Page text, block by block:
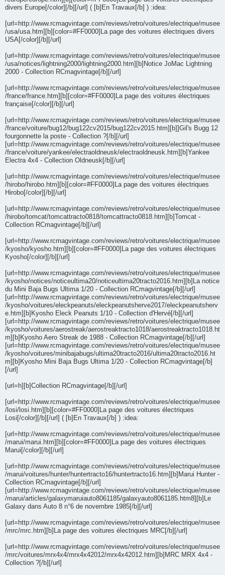
divers Europe[/color][/b][/url] ( [b]En Travaux[/b] ) :idea:
[url=http://www.rcmagvintage.com/reviews/retro/voitures/electrique/musee
/usa/usa.htm][b][color=#FF0000]La page des voitures électriques divers
USA[/color][/b][/url]
[url=http://www.rcmagvintage.com/reviews/retro/voitures/electrique/musee
/usa/notices/lightning2000/lightning2000.htm][b]Notice JoMac Lightning
2000 - Collection RCmagvintage[/b][/url]
[url=http://www.rcmagvintage.com/reviews/retro/voitures/electrique/musee
/france/france.htm][b][color=#FF0000]La page des voitures électriques
française[/color][/b][/url]
[url=http://www.rcmagvintage.com/reviews/retro/voitures/electrique/musee
/france/voiture/bug12/bug122cv2015/bug122cv2015.htm][b]]Gil's Bugg 12
fourgonnette la poste - Collection ?[/b][/url]
[url=http://www.rcmagvintage.com/reviews/retro/voitures/electrique/musee
/france/voiture/yankee/electraoldneusk/electraoldneusk.htm][b]Yankee
Electra 4x4 - Collection Oldneusk[/b][/url]
[url=http://www.rcmagvintage.com/reviews/retro/voitures/electrique/musee
/hirobo/hirobo.htm][b][color=#FF0000]La page des voitures électriques
Hirobo[/color][/b][/url]
[url=http://www.rcmagvintage.com/reviews/retro/voitures/electrique/musee
/hirobo/tomcat/tomcattracto0818/tomcattracto0818.htm][b]Tomcat -
Collection RCmagvintage[/b][/url]
[url=http://www.rcmagvintage.com/reviews/retro/voitures/electrique/musee
/kyosho/kyosho.htm][b][color=#FF0000]La page des voitures électriques
Kyosho[/color][/b][/url]
[url=http://www.rcmagvintage.com/reviews/retro/voitures/electrique/musee
/kyosho/notices/noticeultima20/noticeultima20tracto2016.htm][b]La notice
du Mini Baja Bugs Ultima 1/20 - Collection RCmagvintage[/b][/url]
[url=http://www.rcmagvintage.com/reviews/retro/voitures/electrique/musee
/kyosho/voitures/eleckpeanuts/eleckpeanutsherve2017/eleckpeanutsherv
e.htm][b]Kyosho Eleck Peanuts 1/10 - Collection d'Hervé[/b][/url]
[url=http://www.rcmagvintage.com/reviews/retro/voitures/electrique/musee
/kyosho/voitures/aerostreak/aerostreaktracto1018/aerostreaktracto1018.ht
m][b]Kyosho Aero Streak de 1988 - Collection RCmagvintage[/b][/url]
[url=http://www.rcmagvintage.com/reviews/retro/voitures/electrique/musee
/kyosho/voitures/minibajabugs/ultima20tracto2016/ultima20tracto2016.ht
m][b]Kyosho Mini Baja Bugs Ultima 1/20 - Collection RCmagvintage[/b]
[/url]
[url=h][b]Collection RCmagvintage[/b][/url]
[url=http://www.rcmagvintage.com/reviews/retro/voitures/electrique/musee
/losi/losi.htm][b][color=#FF0000]La page des voitures électriques
Losi[/color][/b][/url] ( [b]En Travaux[/b] ) :idea:
[url=http://www.rcmagvintage.com/reviews/retro/voitures/electrique/musee
/marui/marui.htm][b][color=#FF0000]La page des voitures électriques
Marui[/color][/b][/url]
[url=http://www.rcmagvintage.com/reviews/retro/voitures/electrique/musee
/marui/voitures/hunter/huntertracto16/huntertracto16.htm][b]Marui Hunter -
Collection RCmagvintage[/b][/url]
[url=http://www.rcmagvintage.com/reviews/retro/voitures/electrique/musee
/marui/articles/galaxymaruiauto8061185/galaxyauto8061185.htm8][b]Le
Galaxy dans Auto 8 n°6 de novembre 1985[/b][/url]
[url=http://www.rcmagvintage.com/reviews/retro/voitures/electrique/musee
/mrc/mrc.htm][b]La page des voitures électriques MRC[/b][/url]
[url=http://www.rcmagvintage.com/reviews/retro/voitures/electrique/musee
/mrc/voitures/mrx4x4/mrx4x42012/mrx4x42012.htm][b]MRC MRX 4x4 -
Collection ?[/b][/url]